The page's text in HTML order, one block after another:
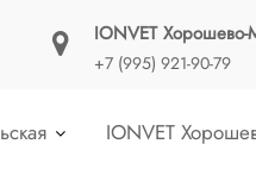
IONVET Хорошево-
+7 (995) 921-90-79
IONVET